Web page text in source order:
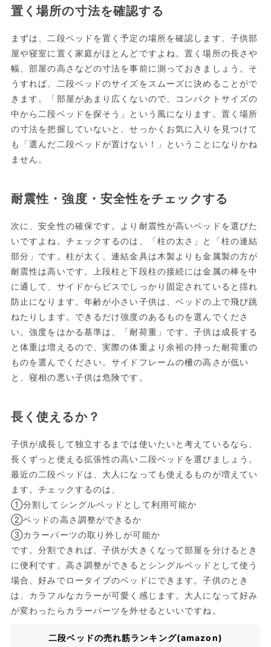
置く場所の寸法を確認する
まずは、二段ベッドを置く予定の場所を確認します。子供部
屋や寝室に置く家庭がほとんどですよね。置く場所の長さや
幅、部屋の高さなどの寸法を事前に測っておきましょう。そ
うすれば、二段ベッドのサイズをスムーズに決めることがで
きます。「部屋があまり広くないので、コンパクトサイズの
中から二段ベッドを探そう」という風になります。置く場所
の寸法を把握していないと、せっかくお気に入りを見つけて
も「選んだ二段ベッドが置けない！」ということになりかね
ません。
耐震性・強度・安全性をチェックする
次に、安全性の確保です。より耐震性が高いベッドを選びた
いですよね。チェックするのは、「柱の太さ」と「柱の連結
部分」です。柱が太く、連結金具は木製よりも金属製の方が
耐震性は高いです。上段柱と下段柱の接続には金属の棒を中
に通して、サイドからビスでしっかり固定されていると揺れ
防止になります。年齢が小さい子供は、ベッドの上で飛び跳
ねたりします。できるだけ強度のあるものを選んでくださ
い。強度をはかる基準は、「耐荷重」です。子供は成長する
と体重は増えるので、実際の体重より余裕の持った耐荷重の
ものを選んでください。サイドフレームの柵の高さが低い
と、寝相の悪い子供は危険です。
長く使えるか？
子供が成長して独立するまでは使いたいと考えているなら、
長くずっと使える拡張性の高い二段ベッドを選びましょう。
最近の二段ベッドは、大人になっても使えるものが増えてい
ます。チェックするのは、
①分割してシングルベッドとして利用可能か
②ベッドの高さ調整ができるか
③カラーパーツの取り外しが可能か
です。分割できれば、子供が大きくなって部屋を分けるとき
に便利です。高さ調整ができるとシングルベッドとして使う
場合、好みでロータイプのベッドにできます。子供のとき
は、カラフルなカラーが可愛く感じます。大人になって好み
が変わったらカラーパーツを外せるといいですね。
二段ベッドの売れ筋ランキング(amazon)